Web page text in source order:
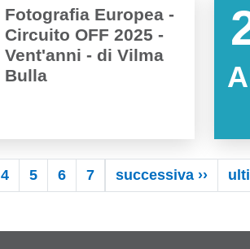
Fotografia Europea -
Circuito OFF 2025 -
Vent'anni - di Vilma
Bulla
4 5 6 7 successiva ››